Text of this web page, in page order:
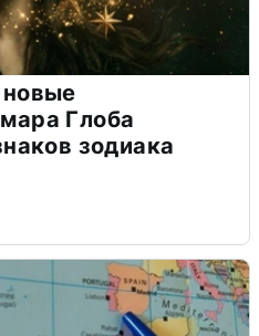
новые
Глоба
зодиака